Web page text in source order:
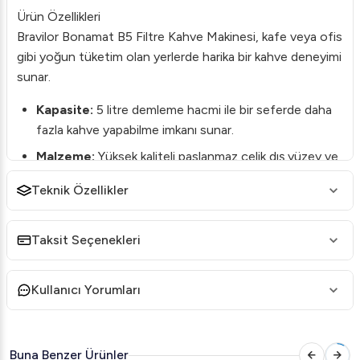
Ürün Özellikleri
Bravilor Bonamat B5 Filtre Kahve Makinesi, kafe veya ofis
gibi yoğun tüketim olan yerlerde harika bir kahve deneyimi
sunar.
Kapasite: 5 litre demleme hacmi ile bir seferde daha
fazla kahve yapabilme imkanı sunar.
Malzeme:Yüksek kaliteli paslanmaz çelik dış yüzey ve
sıcaklığı koruyan iç filtre.
dostu performans.
Kolay Kullanım:Kullanıcı dostu kontrol paneli ile basit
ve hızlı işlem.
Tazelik Göstergesi:
Detaylı Açıklama
Teknik Özellikler
Taksit Seçenekleri
Kullanıcı Yorumları
Buna Benzer Ürünler